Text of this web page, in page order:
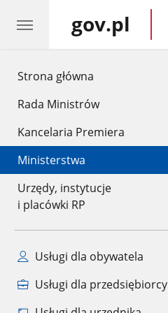
Strona główna
Rada Ministrów
Kancelaria Premiera
Ministerstwa
Urzędy, instytucje
i placówki RP
Usługi dla obywatela
Usługi dla przedsiębiorcy
gov.pl